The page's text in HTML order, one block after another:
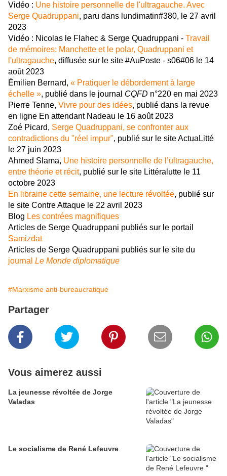
Vidéo : Une histoire personnelle de l'ultragauche. Avec
Serge Quadruppani, paru dans lundimatin#380, le 27 avril
2023
Vidéo : Nicolas le Flahec & Serge Quadruppani - Travail
de mémoires: Manchette et le polar, Quadruppani et
l'ultragauche, diffusée sur le site #AuPoste - s06#06 le 14
août 2023
Émilien Bernard, « Pratiquer le débordement à large
échelle », publié dans le journal CQFD n°220 en mai 2023
Pierre Tenne, Vivre pour des idées, publié dans la revue
en ligne En attendant Nadeau le 16 août 2023
Zoé Picard, Serge Quadruppani, se confronter aux
contradictions du "réel impur", publié sur le site ActuaLitté
le 27 juin 2023
Ahmed Slama, Une histoire personnelle de l’ultragauche,
entre théorie et récit, publié sur le site Littéralutte le 11
octobre 2023
En librairie cette semaine, une lecture révoltée, publié sur
le site Contre Attaque le 22 avril 2023
Blog Les contrées magnifiques
Articles de Serge Quadruppani publiés sur le portail
Samizdat
Articles de Serge Quadruppani publiés sur le site du
journal Le Monde diplomatique
#Marxisme anti-bureaucratique
Partager
Vous aimerez aussi
La jeunesse révoltée de Jorge
Valadas
Le socialisme de René Lefeuvre